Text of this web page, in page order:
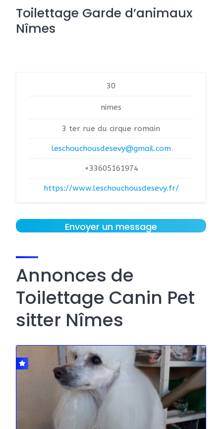
Toilettage Garde d’animaux
Nîmes
30
nimes
3 ter rue du cirque romain
leschouchousdesevy@gmail.com
+33605161974
https://www.leschouchousdesevy.fr/
Envoyer un message
Annonces de
Toilettage Canin Pet
sitter Nîmes